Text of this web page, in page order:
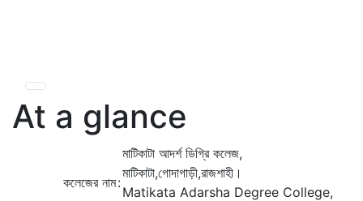
At a glance
কলেজের নাম:
মাটিকাটা আদর্শ ডিগ্রি কলেজ,
মাটিকাটা,গোদাগাড়ী,রাজশাহী।
Matikata Adarsha Degree College,